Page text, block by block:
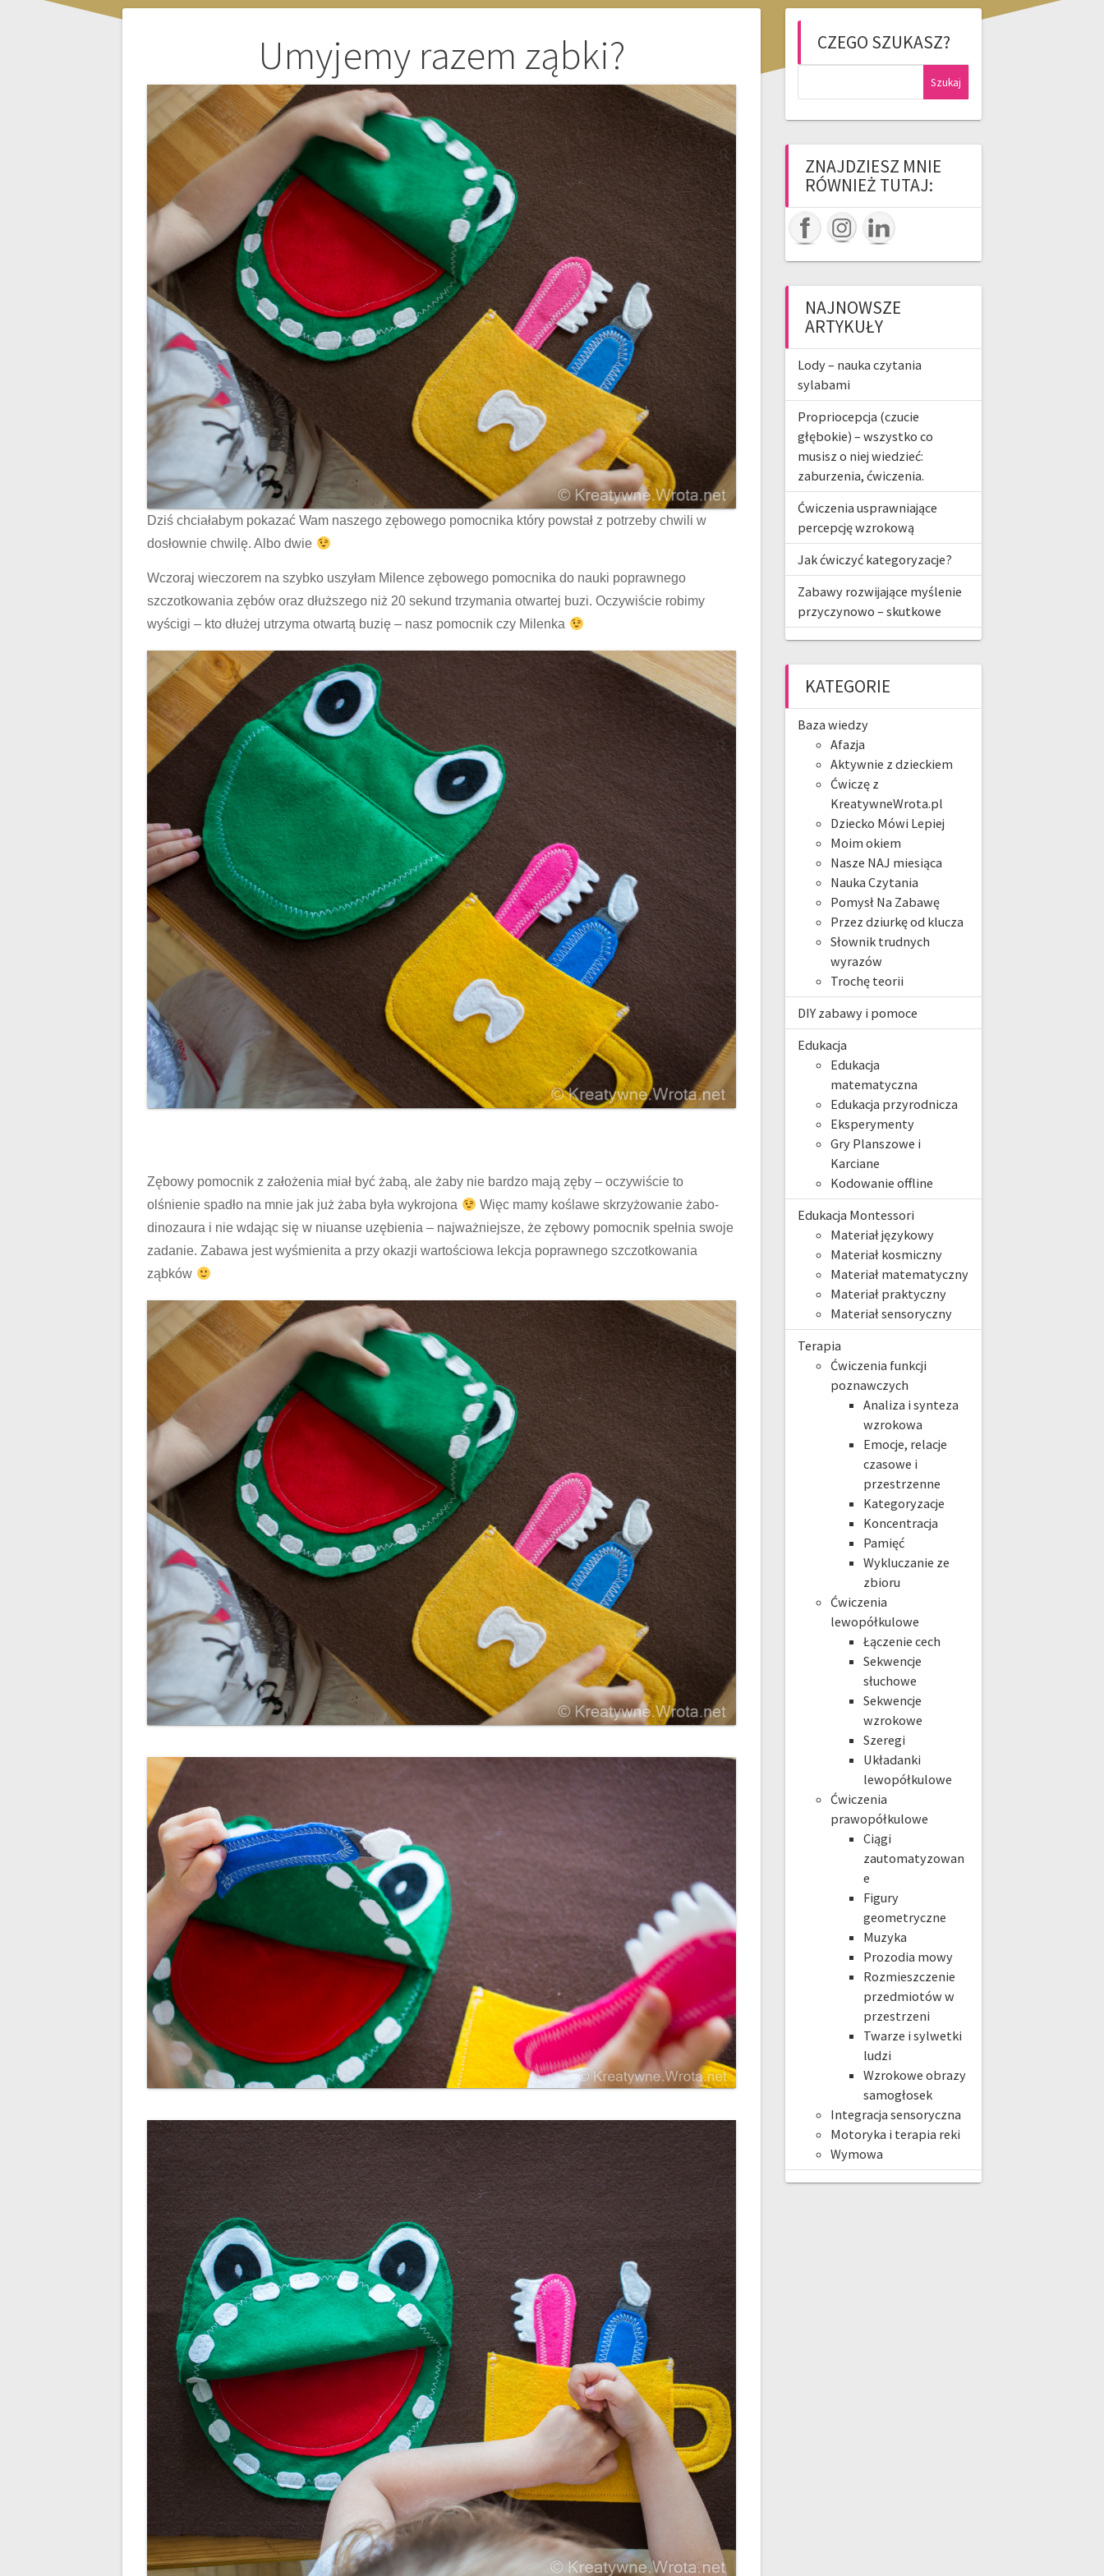
Umyjemy razem ząbki?
Dziś chciałabym pokazać Wam naszego zębowego pomocnika który powstał z potrzeby chwili w
dosłownie chwilę. Albo dwie
Wczoraj wieczorem na szybko uszyłam Milence zębowego pomocnika do nauki poprawnego
szczotkowania zębów oraz dłuższego niż 20 sekund trzymania otwartej buzi. Oczywiście robimy
wyścigi – kto dłużej utrzyma otwartą buzię – nasz pomocnik czy Milenka
Zębowy pomocnik z założenia miał być żabą, ale żaby nie bardzo mają zęby – oczywiście to
olśnienie spadło na mnie jak już żaba była wykrojona
Więc mamy koślawe skrzyżowanie żabo-
dinozaura i nie wdając się w niuanse uzębienia – najważniejsze, że zębowy pomocnik spełnia swoje
zadanie. Zabawa jest wyśmienita a przy okazji wartościowa lekcja poprawnego szczotkowania
ząbków
Nawigacja
wpisu
CZEGO SZUKASZ?
ZNAJDZIESZ MNIE
RÓWNIEŻ TUTAJ:
NAJNOWSZE
ARTYKUŁY
Lody – nauka czytania
sylabami
Propriocepcja (czucie
głębokie) – wszystko co
musisz o niej wiedzieć:
zaburzenia, ćwiczenia.
Ćwiczenia usprawniające
percepcję wzrokową
Jak ćwiczyć kategoryzacje?
Zabawy rozwijające myślenie
przyczynowo – skutkowe
KATEGORIE
Baza wiedzy
Afazja
Aktywnie z dzieckiem
Ćwiczę z
KreatywneWrota.pl
Dziecko Mówi Lepiej
Moim okiem
Nasze NAJ miesiąca
Nauka Czytania
Pomysł Na Zabawę
Przez dziurkę od klucza
Słownik trudnych
wyrazów
Trochę teorii
DIY zabawy i pomoce
Edukacja
Edukacja
matematyczna
Edukacja przyrodnicza
Eksperymenty
Gry Planszowe i
Karciane
Kodowanie offline
Edukacja Montessori
Materiał językowy
Materiał kosmiczny
Materiał matematyczny
Materiał praktyczny
Materiał sensoryczny
Terapia
Ćwiczenia funkcji
poznawczych
Analiza i synteza
wzrokowa
Emocje, relacje
czasowe i
przestrzenne
Kategoryzacje
Koncentracja
Pamięć
Wykluczanie ze
zbioru
Ćwiczenia
lewopółkulowe
Łączenie cech
Sekwencje
słuchowe
Sekwencje
wzrokowe
Szeregi
Układanki
lewopółkulowe
Ćwiczenia
prawopółkulowe
Ciągi
zautomatyzowan
e
Figury
geometryczne
Muzyka
Prozodia mowy
Rozmieszczenie
przedmiotów w
przestrzeni
Twarze i sylwetki
ludzi
Wzrokowe obrazy
samogłosek
Integracja sensoryczna
Motoryka i terapia reki
Wymowa